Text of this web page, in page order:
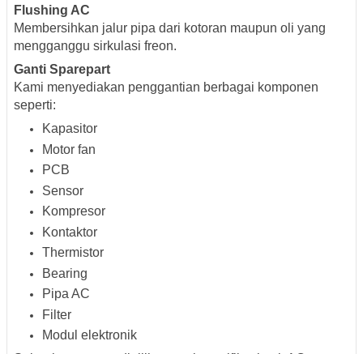
Flushing AC
Membersihkan jalur pipa dari kotoran maupun oli yang
mengganggu sirkulasi freon.
Ganti Sparepart
Kami menyediakan penggantian berbagai komponen
seperti:
Kapasitor
Motor fan
PCB
Sensor
Kompresor
Kontaktor
Thermistor
Bearing
Pipa AC
Filter
Modul elektronik